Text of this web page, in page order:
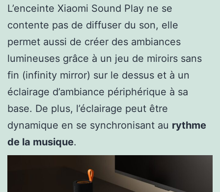
L’enceinte Xiaomi Sound Play ne se
contente pas de diffuser du son, elle
permet aussi de créer des ambiances
lumineuses grâce à un jeu de miroirs sans
fin (infinity mirror) sur le dessus et à un
éclairage d’ambiance périphérique à sa
base. De plus, l’éclairage peut être
dynamique en se synchronisant au rythme
de la musique.